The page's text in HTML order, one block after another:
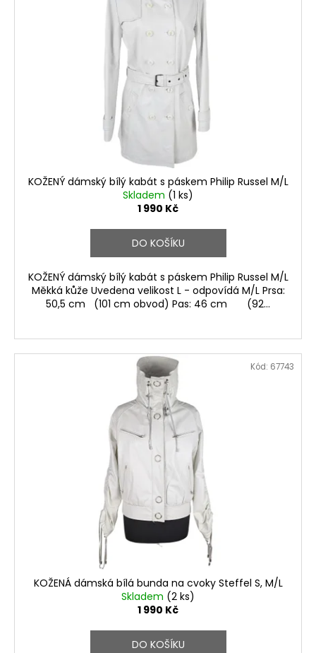
KOŽENÝ dámský bílý kabát s páskem Philip Russel M/L
Skladem (1 ks)
1 990 Kč
DO KOŠÍKU
KOŽENÝ dámský bílý kabát s páskem Philip Russel M/L
Měkká kůže Uvedena velikost L - odpovídá M/L Prsa:
50,5 cm (101 cm obvod) Pas: 46 cm (92...
KOŽENÁ dámská bílá bunda na cvoky Steffel S, M/L
Skladem (2 ks)
1 990 Kč
DO KOŠÍKU
Kód: 67743